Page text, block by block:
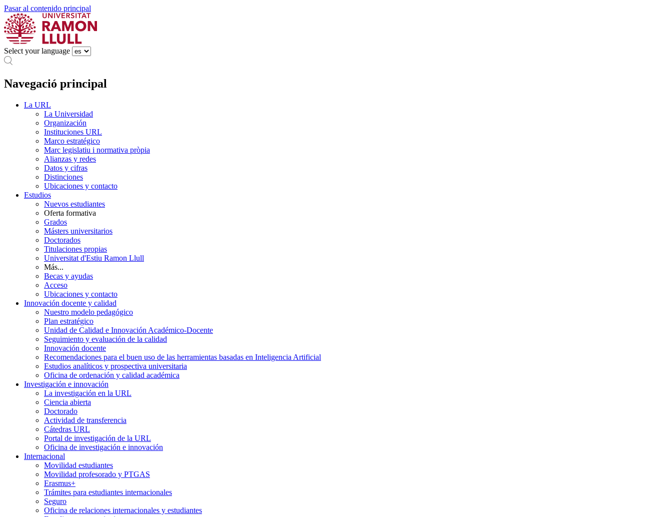
Pasar al contenido principal
Select your language
Navegació principal
La URL
La Universidad
Organización
Instituciones URL
Marco estratégico
Marc legislatiu i normativa pròpia
Alianzas y redes
Datos y cifras
Distinciones
Ubicaciones y contacto
Estudios
Nuevos estudiantes
Oferta formativa
Grados
Másters universitarios
Doctorados
Titulaciones propias
Universitat d'Estiu Ramon Llull
Más...
Becas y ayudas
Acceso
Ubicaciones y contacto
Innovación docente y calidad
Nuestro modelo pedagógico
Plan estratégico
Unidad de Calidad e Innovación Académico-Docente
Seguimiento y evaluación de la calidad
Innovación docente
Recomendaciones para el buen uso de las herramientas basadas en Inteligencia Artificial
Estudios analíticos y prospectiva universitaria
Oficina de ordenación y calidad académica
Investigación e innovación
La investigación en la URL
Ciencia abierta
Doctorado
Actividad de transferencia
Cátedras URL
Portal de investigación de la URL
Oficina de investigación e innovación
Internacional
Movilidad estudiantes
Movilidad profesorado y PTGAS
Erasmus+
Trámites para estudiantes internacionales
Seguro
Oficina de relaciones internacionales y estudiantes